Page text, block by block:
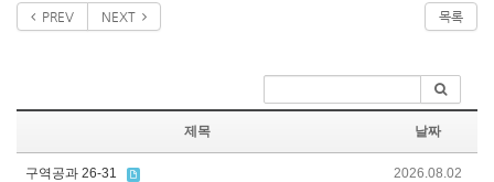
PREV NEXT 목록
제목 날짜
구역공과 26-31 2026.08.02